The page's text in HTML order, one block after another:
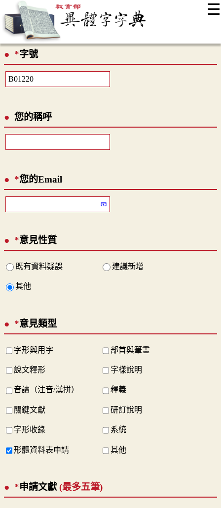
☰
最新消息
*字號
您的稱呼
*您的Email
*意見性質
既有資料疑誤 建議新增
其他
*意見類型
字形與用字 部首與筆畫
說文釋形 字樣說明
音讀（注音/漢拼） 釋義
關鍵文獻 研訂說明
字形收錄 系統
形體資料表申請 其他
*申請文獻(最多五筆)